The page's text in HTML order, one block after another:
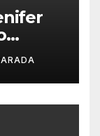
de
de
Prix